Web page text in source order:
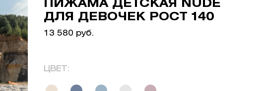
ПИЖАМА ДЕТСКАЯ NUDE
ДЛЯ ДЕВОЧЕК РОСТ 140
13 580 руб.
ЦВЕТ: